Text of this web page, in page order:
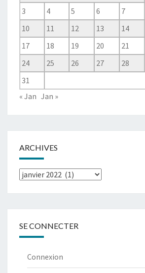
3
4 5 6 7
10
11 12 13 14
17
18 19 20 21
24
25 26 27 28
31
« Jan Jan »
ARCHIVES
Archives
SE CONNECTER
Connexion